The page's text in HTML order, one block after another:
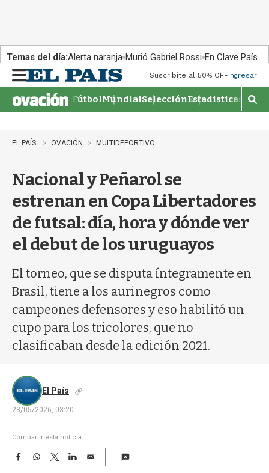
Temas del día:Alerta naranja Murió Gabriel Rossi En Clave País
n
u
Suscribite al 50% OFFIngresar
FútbolMundialSelecciónEstadisticas
M
o
�
EL PAÍS OVACIÓN MULTIDEPORTIVO
Nacional y Peñarol se
estrenan en Copa Libertadores
de futsal: día, hora y dónde ver
el debut de los uruguayos
El torneo, que se disputa íntegramente en
Brasil, tiene a los aurinegros como
campeones defensores y eso habilitó un
cupo para los tricolores, que no
clasificaban desde la edición 2021.
El País
23/05/2026, 03:20
Compartir esta noticia
F
W
T
w
L
E